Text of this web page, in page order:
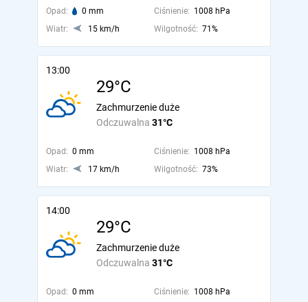
Opad: 0 mm Ciśnienie: 1008 hPa
Wiatr:
15 km/h Wilgotność: 71%
13:00
29°C
Odczuwalna 31°C
Zachmurzenie duże
Opad: 0 mm Ciśnienie: 1008 hPa
Wiatr:
17 km/h Wilgotność: 73%
14:00
29°C
Odczuwalna 31°C
Zachmurzenie duże
Opad: 0 mm Ciśnienie: 1008 hPa